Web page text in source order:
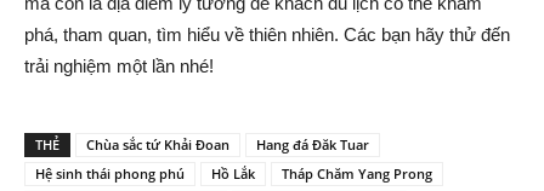
phá, tham quan, tìm hiểu về thiên nhiên. Các bạn hãy thử đến
trải nghiệm một lần nhé!
THẺ Chùa sắc tứ Khải Đoan
Hang đá Đăk Tuar
Hệ sinh thái phong phú
Hồ Lắk
Tháp Chăm Yang Prong